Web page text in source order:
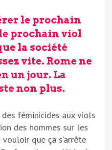
le prochain
prochain viol
la société
vite. Rome ne
un jour. La
non plus.
féminicides aux viols
des hommes sur les
que ça s’arrête